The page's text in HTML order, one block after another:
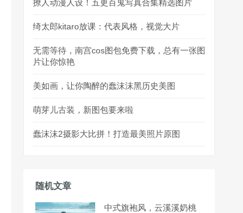
撩人动漫人设！五更百鬼写真合集精选图片
绮太郎kitaro放课：代表风格，视觉大片
无需等待，南宫cos图包免费下载，总有一张图
片让你惊艳
美如画，让你陶醉的蠢沫沫黑历史美图
萌芽儿古装，新图包要来啦
蠢沫沫2摄影大比拼！打造最美照片原图
随机文章
中式旗袍风，云溪溪奶桃